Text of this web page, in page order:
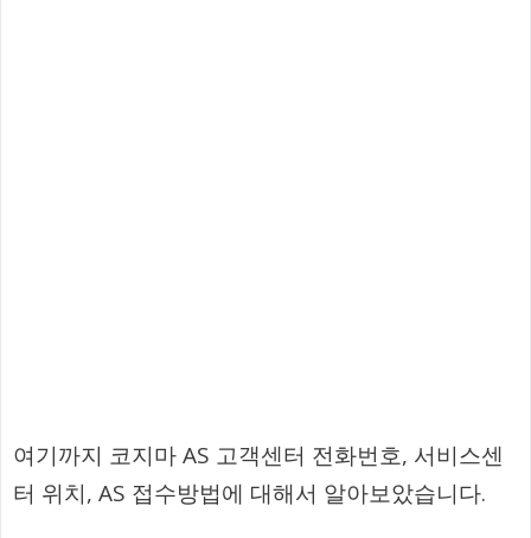
여기까지 코지마 AS 고객센터 전화번호, 서비스센
터 위치, AS 접수방법에 대해서 알아보았습니다.